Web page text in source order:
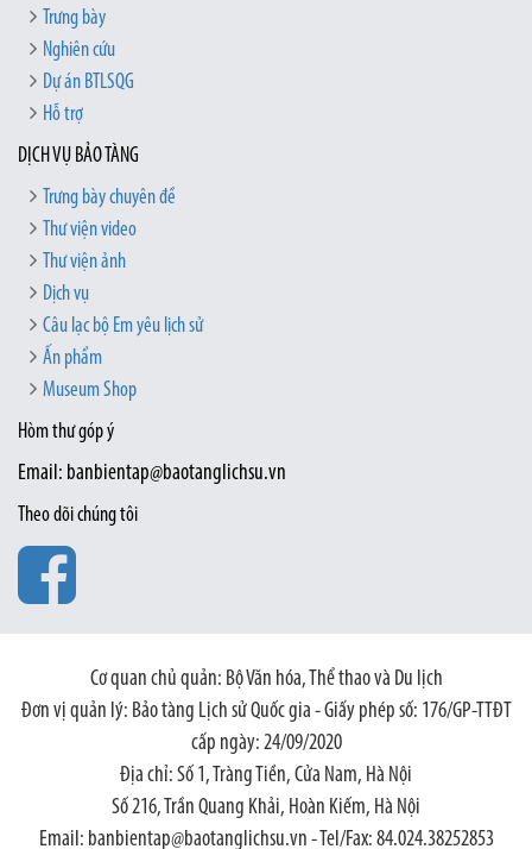
Trưng bày
Nghiên cứu
Dự án BTLSQG
Hỗ trợ
DỊCH VỤ BẢO TÀNG
Trưng bày chuyên đề
Thư viện video
Thư viện ảnh
Dịch vụ
Câu lạc bộ Em yêu lịch sử
Ấn phẩm
Museum Shop
Hòm thư góp ý
Email: banbientap@baotanglichsu.vn
Theo dõi chúng tôi
Cơ quan chủ quản: Bộ Văn hóa, Thể thao và Du lịch
Đơn vị quản lý: Bảo tàng Lịch sử Quốc gia - Giấy phép số: 176/GP-TTĐT
cấp ngày: 24/09/2020
Địa chỉ: Số 1, Tràng Tiền, Cửa Nam, Hà Nội
Số 216, Trần Quang Khải, Hoàn Kiếm, Hà Nội
Email: banbientap@baotanglichsu.vn - Tel/Fax: 84.024.38252853